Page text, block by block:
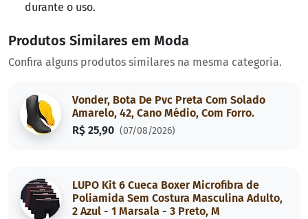
durante o uso.
Produtos Similares em Moda
Confira alguns produtos similares na mesma categoria.
Vonder, Bota De Pvc Preta Com Solado
Amarelo, 42, Cano Médio, Com Forro.
R$ 25,90 (07/08/2026)
LUPO Kit 6 Cueca Boxer Microfibra de
Poliamida Sem Costura Masculina Adulto,
2 Azul - 1 Marsala - 3 Preto, M